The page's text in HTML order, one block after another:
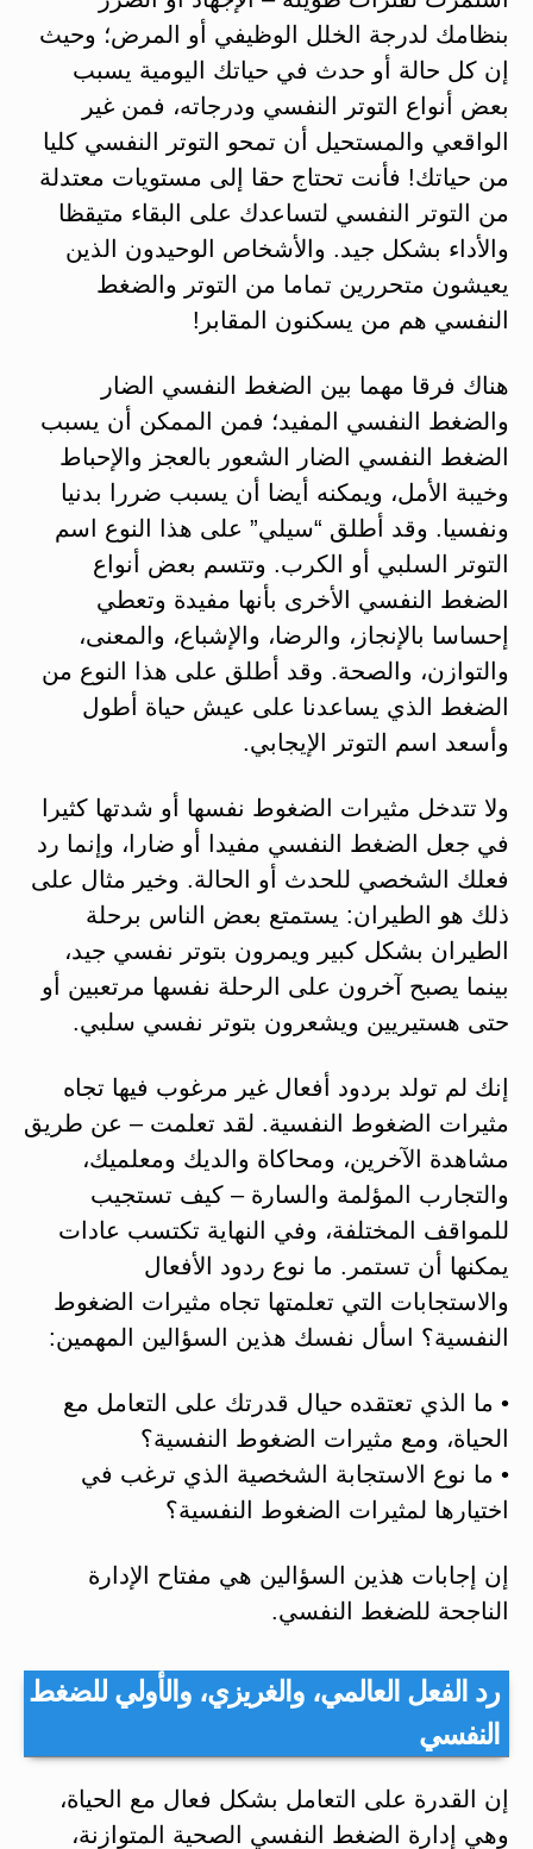
بنظامك لدرجة الخلل الوظيفي أو المرض؛ وحيث
إن كل حالة أو حدث في حياتك اليومية يسبب
بعض أنواع التوتر النفسي ودرجاته، فمن غير
الواقعي والمستحيل أن تمحو التوتر النفسي كليا
من حياتك! فأنت تحتاج حقا إلى مستويات معتدلة
من التوتر النفسي لتساعدك على البقاء متيقظا
والأداء بشكل جيد. والأشخاص الوحيدون الذين
يعيشون متحررين تماما من التوتر والضغط
النفسي هم من يسكنون المقابر!
هناك فرقا مهما بين الضغط النفسي الضار
والضغط النفسي المفيد؛ فمن الممكن أن يسبب
الضغط النفسي الضار الشعور بالعجز والإحباط
وخيبة الأمل، ويمكنه أيضا أن يسبب ضررا بدنيا
ونفسيا. وقد أطلق “سيلي” على هذا النوع اسم
التوتر السلبي أو الكرب. وتتسم بعض أنواع
الضغط النفسي الأخرى بأنها مفيدة وتعطي
إحساسا بالإنجاز، والرضا، والإشباع، والمعنى،
والتوازن، والصحة. وقد أطلق على هذا النوع من
الضغط الذي يساعدنا على عيش حياة أطول
وأسعد اسم التوتر الإيجابي.
ولا تتدخل مثيرات الضغوط نفسها أو شدتها كثيرا
في جعل الضغط النفسي مفيدا أو ضارا، وإنما رد
فعلك الشخصي للحدث أو الحالة. وخير مثال على
ذلك هو الطيران: يستمتع بعض الناس برحلة
الطيران بشكل كبير ويمرون بتوتر نفسي جيد،
بينما يصبح آخرون على الرحلة نفسها مرتعبين أو
حتى هستيريين ويشعرون بتوتر نفسي سلبي.
إنك لم تولد بردود أفعال غير مرغوب فيها تجاه
مثيرات الضغوط النفسية. لقد تعلمت – عن طريق
مشاهدة الآخرين، ومحاكاة والديك ومعلميك،
والتجارب المؤلمة والسارة – كيف تستجيب
للمواقف المختلفة، وفي النهاية تكتسب عادات
يمكنها أن تستمر. ما نوع ردود الأفعال
والاستجابات التي تعلمتها تجاه مثيرات الضغوط
النفسية؟ اسأل نفسك هذين السؤالين المهمين:
• ما الذي تعتقده حيال قدرتك على التعامل مع
الحياة، ومع مثيرات الضغوط النفسية؟
• ما نوع الاستجابة الشخصية الذي ترغب في
اختيارها لمثيرات الضغوط النفسية؟
إن إجابات هذين السؤالين هي مفتاح الإدارة
الناجحة للضغط النفسي.
رد الفعل العالمي، والغريزي، والأولي للضغط
النفسي
إن القدرة على التعامل بشكل فعال مع الحياة،
وهي إدارة الضغط النفسي الصحية المتوازنة،